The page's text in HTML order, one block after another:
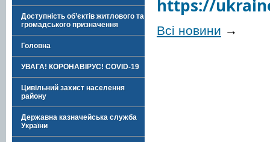
Доступність об’єктів житлового та
громадського призначення
Головна
УВАГА! КОРОНАВІРУС! COVID-19
Цивільний захист населення
району
Державна казначейська служба
України
https://
Всі новини →